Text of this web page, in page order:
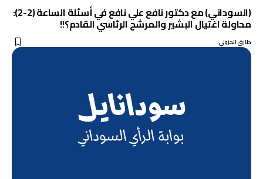
(السوداني) مع دكتور نافع علي نافع في أسئلة الساعة (2-2):
محاولة اغتيال البشير والمرشح الرئاسي القادم؟!!
طارق الجزولي